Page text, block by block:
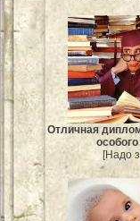
Отличная
[Надо